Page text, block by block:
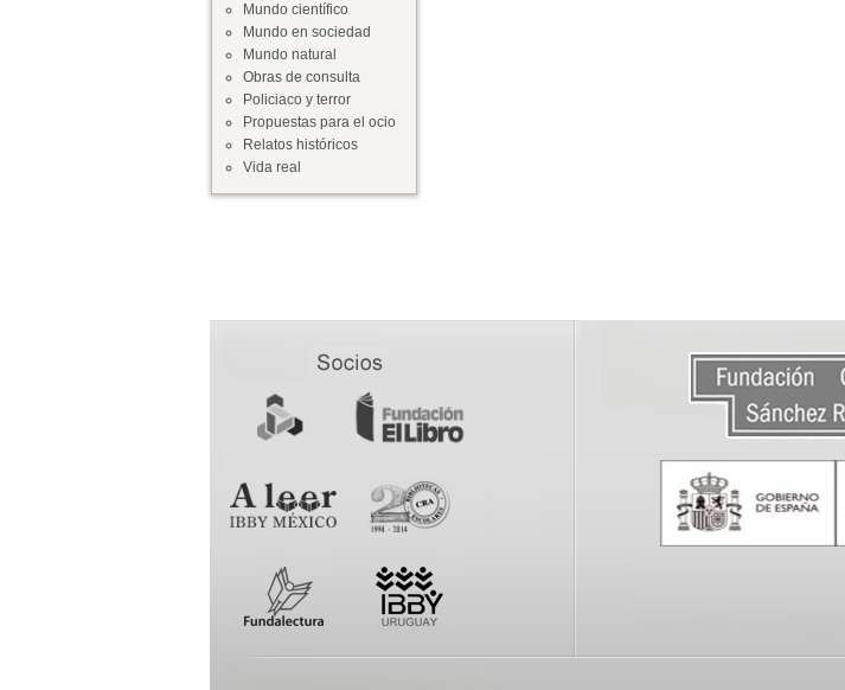
Mundo científico
Mundo en sociedad
Mundo natural
Obras de consulta
Policiaco y terror
Propuestas para el ocio
Relatos históricos
Vida real